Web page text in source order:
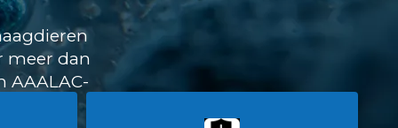
meer dan
AAALAC-